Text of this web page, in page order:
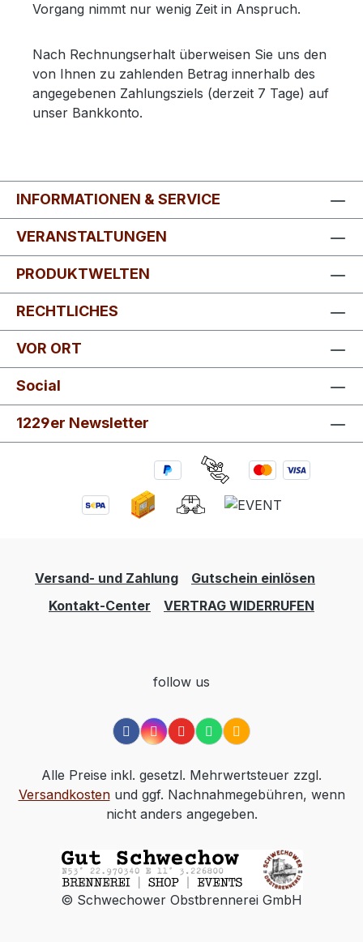
Vorgang nimmt nur wenig Zeit in Anspruch.
Nach Rechnungserhalt überweisen Sie uns den
von Ihnen zu zahlenden Betrag innerhalb des
angegebenen Zahlungsziels (derzeit 7 Tage) auf
unser Bankkonto.
INFORMATIONEN & SERVICE
VERANSTALTUNGEN
PRODUKTWELTEN
RECHTLICHES
VOR ORT
Social
1229er Newsletter
Versand- und Zahlung
Gutschein einlösen
Kontakt-Center
VERTRAG WIDERRUFEN
follow us
Alle Preise inkl. gesetzl. Mehrwertsteuer zzgl.
Versandkostenund ggf. Nachnahmegebühren, wenn
nicht anders angegeben.
© Schwechower Obstbrennerei GmbH